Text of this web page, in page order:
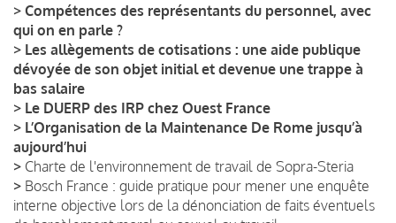
> Compétences des représentants du personnel, avec
qui on en parle ?
> Les allègements de cotisations : une aide publique
dévoyée de son objet initial et devenue une trappe à
bas salaire
> Le DUERP des IRP chez Ouest France
> L’Organisation de la Maintenance De Rome jusqu’à
aujourd’hui
> Charte de l'environnement de travail de Sopra-Steria
> Bosch France : guide pratique pour mener une enquête
interne objective lors de la dénonciation de faits éventuels